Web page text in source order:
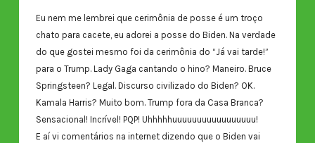
Eu nem me lembrei que cerimônia de posse é um troço
chato para cacete, eu adorei a posse do Biden. Na verdade
do que gostei mesmo foi da cerimônia do “Já vai tarde!”
para o Trump. Lady Gaga cantando o hino? Maneiro. Bruce
Springsteen? Legal. Discurso civilizado do Biden? OK.
Kamala Harris? Muito bom. Trump fora da Casa Branca?
Sensacional! Incrível! PQP! Uhhhhhuuuuuuuuuuuuuuuuu!
E aí vi comentários na internet dizendo que o Biden vai